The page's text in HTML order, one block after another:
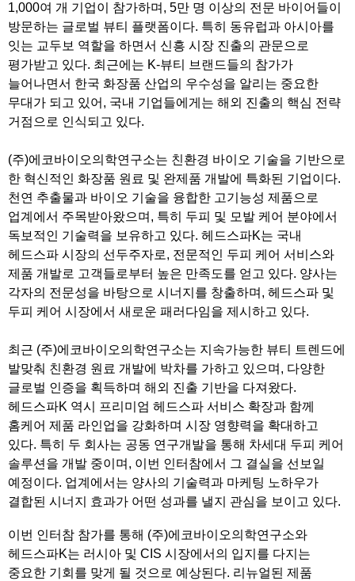
1,000여 개 기업이 참가하며, 5만 명 이상의 전문 바이어들이
방문하는 글로벌 뷰티 플랫폼이다. 특히 동유럽과 아시아를
잇는 교두보 역할을 하면서 신흥 시장 진출의 관문으로
평가받고 있다. 최근에는 K-뷰티 브랜드들의 참가가
늘어나면서 한국 화장품 산업의 우수성을 알리는 중요한
무대가 되고 있어, 국내 기업들에게는 해외 진출의 핵심 전략
거점으로 인식되고 있다.
(주)에코바이오의학연구소는 친환경 바이오 기술을 기반으로
한 혁신적인 화장품 원료 및 완제품 개발에 특화된 기업이다.
천연 추출물과 바이오 기술을 융합한 고기능성 제품으로
업계에서 주목받아왔으며, 특히 두피 및 모발 케어 분야에서
독보적인 기술력을 보유하고 있다. 헤드스파K는 국내
헤드스파 시장의 선두주자로, 전문적인 두피 케어 서비스와
제품 개발로 고객들로부터 높은 만족도를 얻고 있다. 양사는
각자의 전문성을 바탕으로 시너지를 창출하며, 헤드스파 및
두피 케어 시장에서 새로운 패러다임을 제시하고 있다.
최근 (주)에코바이오의학연구소는 지속가능한 뷰티 트렌드에
발맞춰 친환경 원료 개발에 박차를 가하고 있으며, 다양한
글로벌 인증을 획득하며 해외 진출 기반을 다져왔다.
헤드스파K 역시 프리미엄 헤드스파 서비스 확장과 함께
홈케어 제품 라인업을 강화하며 시장 영향력을 확대하고
있다. 특히 두 회사는 공동 연구개발을 통해 차세대 두피 케어
솔루션을 개발 중이며, 이번 인터참에서 그 결실을 선보일
예정이다. 업계에서는 양사의 기술력과 마케팅 노하우가
결합된 시너지 효과가 어떤 성과를 낼지 관심을 보이고 있다.
이번 인터참 참가를 통해 (주)에코바이오의학연구소와
헤드스파K는 러시아 및 CIS 시장에서의 입지를 다지는
중요한 기회를 맞게 될 것으로 예상된다. 리뉴얼된 제품